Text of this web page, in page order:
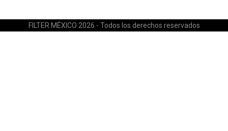
FILTER MÉXICO 2026 - Todos los derechos reservados